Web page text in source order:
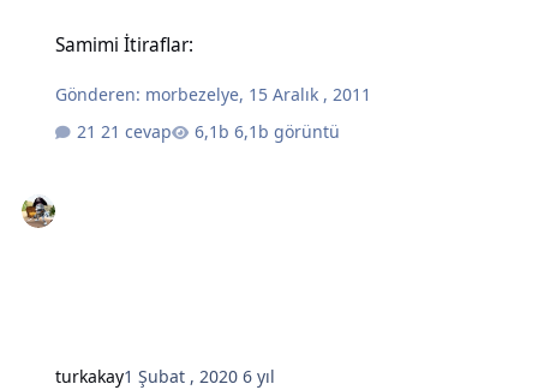
Samimi İtiraflar:
Gönderen: morbezelye, 15 Aralık , 2011
21 cevap
6,1b görüntü
turkakay1 Şubat , 20206 yıl